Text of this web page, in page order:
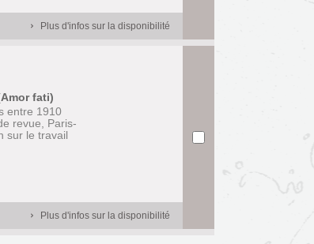
Plus d'infos sur la disponibilité
fati)
entre 1910
revue, Paris-
sur le travail
Plus d'infos sur la disponibilité